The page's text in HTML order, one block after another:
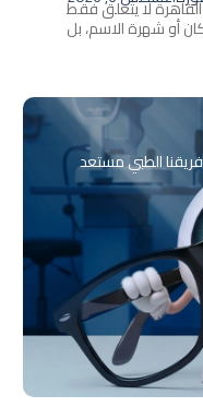
لا يتعلق فقط
أو شهرة الاسم، بل
الطبي مستعد